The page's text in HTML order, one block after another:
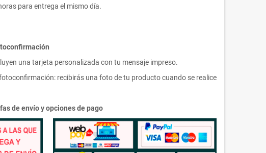
para entrega el mismo día.
una tarjeta personalizada con tu mensaje impreso.
recibirás una foto de tu producto cuando se realice
de envío y opciones de pago